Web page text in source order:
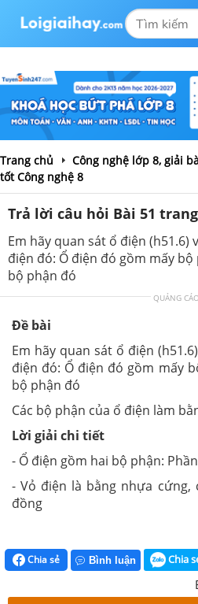
Trang chủ
Công nghệ lớp 8, giải
tốt Công nghệ 8
Trả lời câu hỏi Bài 51 trang
Em hãy quan sát ổ điện (h51.6)
điện đó: Ổ điện đó gồm mấy bộ
bộ phận đó
QUẢNG CÁO
Đề bài
Em hãy quan sát ổ điện
điện đó: Ổ điện đó gồm mấy
bộ phận đó
Các bộ phận của ổ điện làm
Lời giải chi tiết
- Ổ điện gồm hai bộ phận:
- Vỏ điện là bằng nhựa
đồng
Chia sẻ Bình luận Chia